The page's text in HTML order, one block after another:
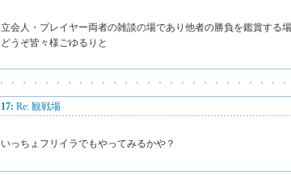
立会人・プレイヤー両者の雑談の場であり他者の勝負を鑑賞する
どうぞ皆々様ごゆるりと
17: Re: 観戦場
いっちょフリイラでもやってみるかや？